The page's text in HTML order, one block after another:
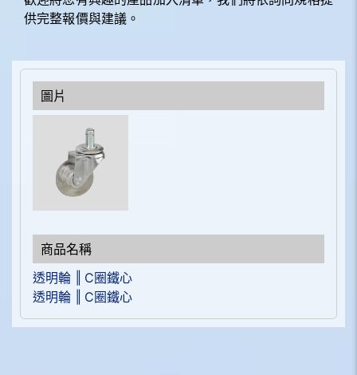
供完整報價與建議。
透明輪 ‖ C圈鐵心
透明輪 ‖ C圈鐵心